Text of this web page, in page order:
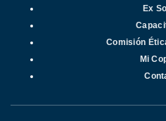
Ex
Comisión
Mi